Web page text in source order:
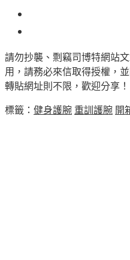
請勿抄襲、剽竊司博特網站
用，請務必來信取得授權，
轉貼網址則不限，歡迎分享！
標籤： 健身護腕 重訓護腕 開